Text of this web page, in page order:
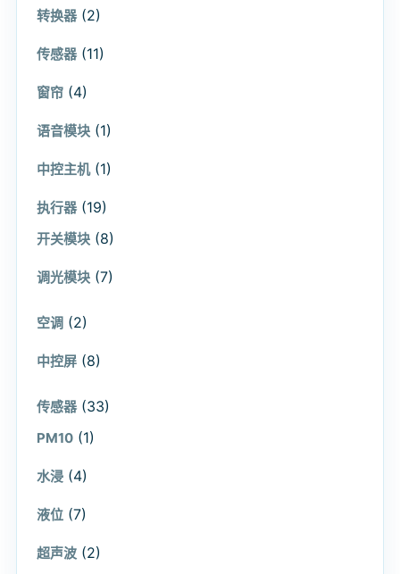
转换器 (2)
传感器 (11)
窗帘 (4)
语音模块 (1)
中控主机 (1)
执行器 (19)
开关模块 (8)
调光模块 (7)
空调 (2)
中控屏 (8)
传感器 (33)
PM10 (1)
水浸 (4)
液位 (7)
超声波 (2)